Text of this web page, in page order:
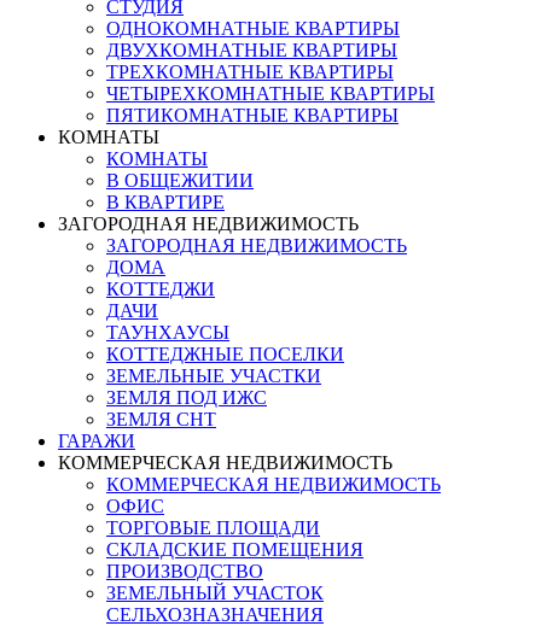
СТУДИЯ
ОДНОКОМНАТНЫЕ КВАРТИРЫ
ДВУХКОМНАТНЫЕ КВАРТИРЫ
ТРЕХКОМНАТНЫЕ КВАРТИРЫ
ЧЕТЫРЕХКОМНАТНЫЕ КВАРТИРЫ
ПЯТИКОМНАТНЫЕ КВАРТИРЫ
КОМНАТЫ
КОМНАТЫ
В ОБЩЕЖИТИИ
В КВАРТИРЕ
ЗАГОРОДНАЯ НЕДВИЖИМОСТЬ
ЗАГОРОДНАЯ НЕДВИЖИМОСТЬ
ДОМА
КОТТЕДЖИ
ДАЧИ
ТАУНХАУСЫ
КОТТЕДЖНЫЕ ПОСЕЛКИ
ЗЕМЕЛЬНЫЕ УЧАСТКИ
ЗЕМЛЯ ПОД ИЖС
ЗЕМЛЯ СНТ
ГАРАЖИ
КОММЕРЧЕСКАЯ НЕДВИЖИМОСТЬ
КОММЕРЧЕСКАЯ НЕДВИЖИМОСТЬ
ОФИС
ТОРГОВЫЕ ПЛОЩАДИ
СКЛАДСКИЕ ПОМЕЩЕНИЯ
ПРОИЗВОДСТВО
ЗЕМЕЛЬНЫЙ УЧАСТОК
СЕЛЬХОЗНАЗНАЧЕНИЯ